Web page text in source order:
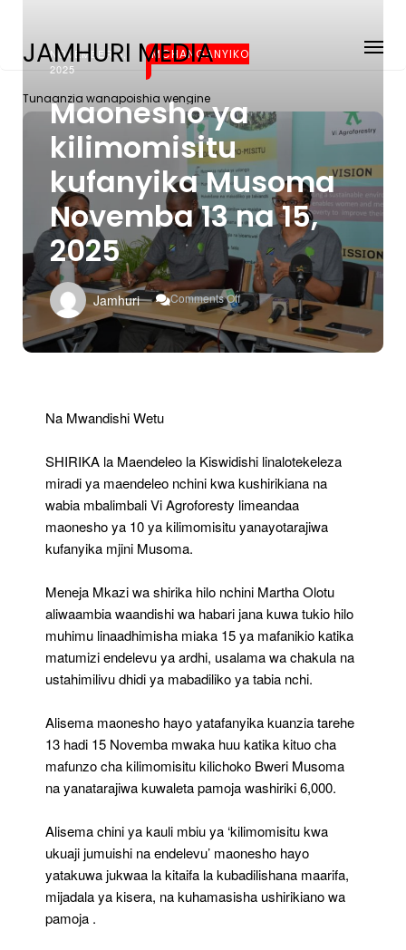
JAMHURI MEDIA
Tunaanzia wanapoishia wengine
NOVEMBER 6,
2025
MCHANGANYIKO
Maonesho ya
kilimomisitu
kufanyika Musoma
Novemba 13 na 15,
2025
Jamhuri Comments Off
On
Maonesho
Ya
Kilimomisitu
2025
Na Mwandishi Wetu
SHIRIKA la Maendeleo la Kiswidishi linalotekeleza
miradi ya maendeleo nchini kwa kushirikiana na
wabia mbalimbali Vi Agroforesty limeandaa
maonesho ya 10 ya kilimomisitu yanayotarajiwa
kufanyika mjini Musoma.
Meneja Mkazi wa shirika hilo nchini Martha Olotu
aliwaambia waandishi wa habari jana kuwa tukio hilo
muhimu linaadhimisha miaka 15 ya mafanikio katika
matumizi endelevu ya ardhi, usalama wa chakula na
ustahimilivu dhidi ya mabadiliko ya tabia nchi.
Alisema maonesho hayo yatafanyika kuanzia tarehe
13 hadi 15 Novemba mwaka huu katika kituo cha
mafunzo cha kilimomisitu kilichoko Bweri Musoma
na yanatarajiwa kuwaleta pamoja washiriki 6,000.
Alisema chini ya kauli mbiu ya ‘kilimomisitu kwa
ukuaji jumuishi na endelevu’ maonesho hayo
yatakuwa jukwaa la kitaifa la kubadilishana maarifa,
mijadala ya kisera, na kuhamasisha ushirikiano wa
pamoja .